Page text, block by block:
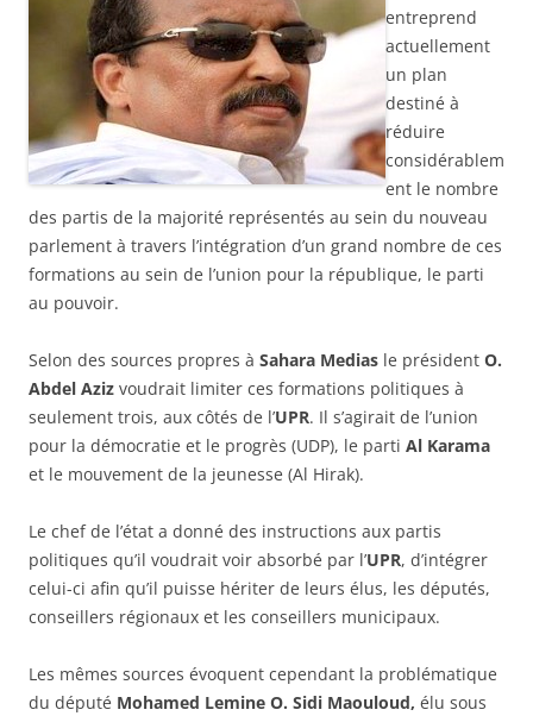
entreprend
actuellement
un plan
destiné à
réduire
considérablem
ent le nombre
des partis de la majorité représentés au sein du nouveau
parlement à travers l’intégration d’un grand nombre de ces
formations au sein de l’union pour la république, le parti
au pouvoir.
Selon des sources propres à Sahara Medias le président O.
Abdel Aziz voudrait limiter ces formations politiques à
seulement trois, aux côtés de l’UPR. Il s’agirait de l’union
pour la démocratie et le progrès (UDP), le parti Al Karama
et le mouvement de la jeunesse (Al Hirak).
Le chef de l’état a donné des instructions aux partis
politiques qu’il voudrait voir absorbé par l’UPR, d’intégrer
celui-ci afin qu’il puisse hériter de leurs élus, les députés,
conseillers régionaux et les conseillers municipaux.
Les mêmes sources évoquent cependant la problématique
du député Mohamed Lemine O. Sidi Maouloud, élu sous